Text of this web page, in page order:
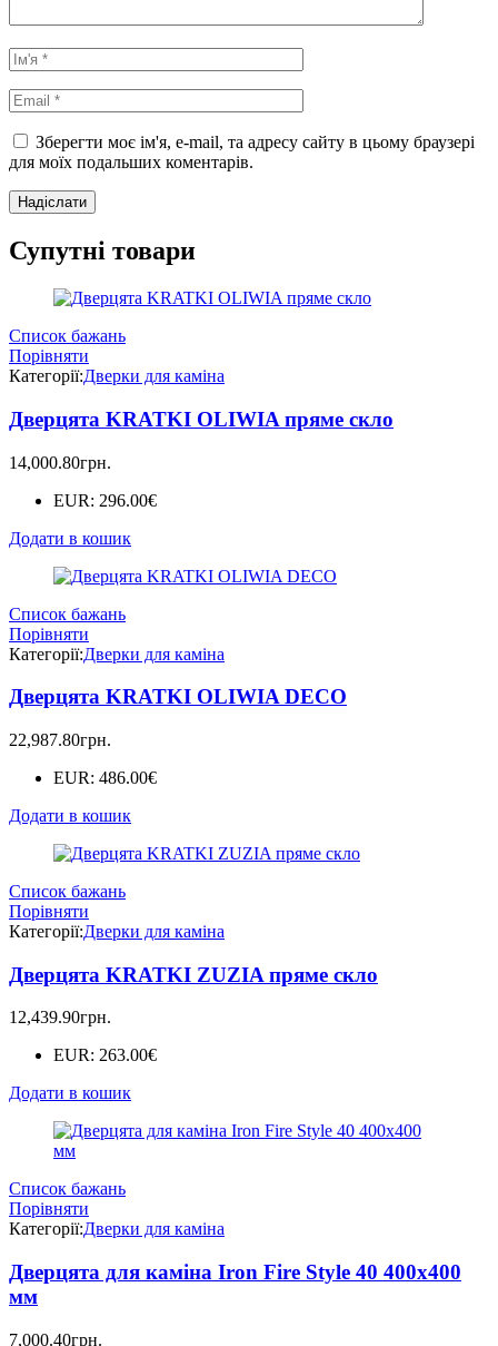
Зберегти моє ім'я, e-mail, та адресу сайту в цьому браузері
для моїх подальших коментарів.
Супутні товари
Список бажань
Порівняти
Категорії:Дверки для каміна
Дверцята KRATKI OLIWIA пряме скло
14,000.80грн.
EUR: 296.00€
Додати в кошик
Список бажань
Порівняти
Категорії:Дверки для каміна
Дверцята KRATKI OLIWIA DECO
22,987.80грн.
EUR: 486.00€
Додати в кошик
Список бажань
Порівняти
Категорії:Дверки для каміна
Дверцята KRATKI ZUZIA пряме скло
12,439.90грн.
EUR: 263.00€
Додати в кошик
Список бажань
Порівняти
Категорії:Дверки для каміна
Дверцята для каміна Iron Fire Style 40 400х400
мм
7,000.40грн.